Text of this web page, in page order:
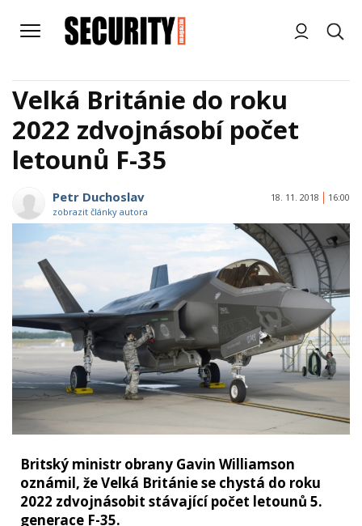
Velká Británie do roku
2022 zdvojnásobí počet
letounů F-35
Petr Duchoslav
zobrazit články autora
18. 11. 2018 16:00
Britský ministr obrany Gavin Williamson
oznámil, že Velká Británie se chystá do roku
2022 zdvojnásobit stávající počet letounů 5.
generace F-35.